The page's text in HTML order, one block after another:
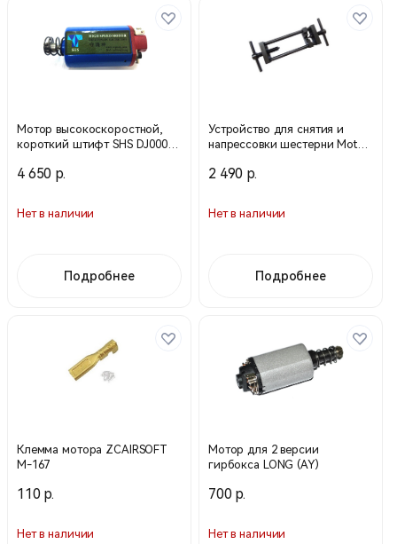
Мотор высокоскоростной,
короткий штифт SHS DJ0007
4 650 р.
Нет в наличии
Подробнее
Устройство для снятия и
напрессовки шестерни Motor
(ZC)
2 490 р.
Нет в наличии
Подробнее
Клемма мотора ZCAIRSOFT
M-167
110 р.
Нет в наличии
Мотор для 2 версии
гирбокса LONG (AY)
700 р.
Нет в наличии